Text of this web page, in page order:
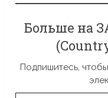
Больше на
Подпишитесь,
Введите адрес электронной почты…